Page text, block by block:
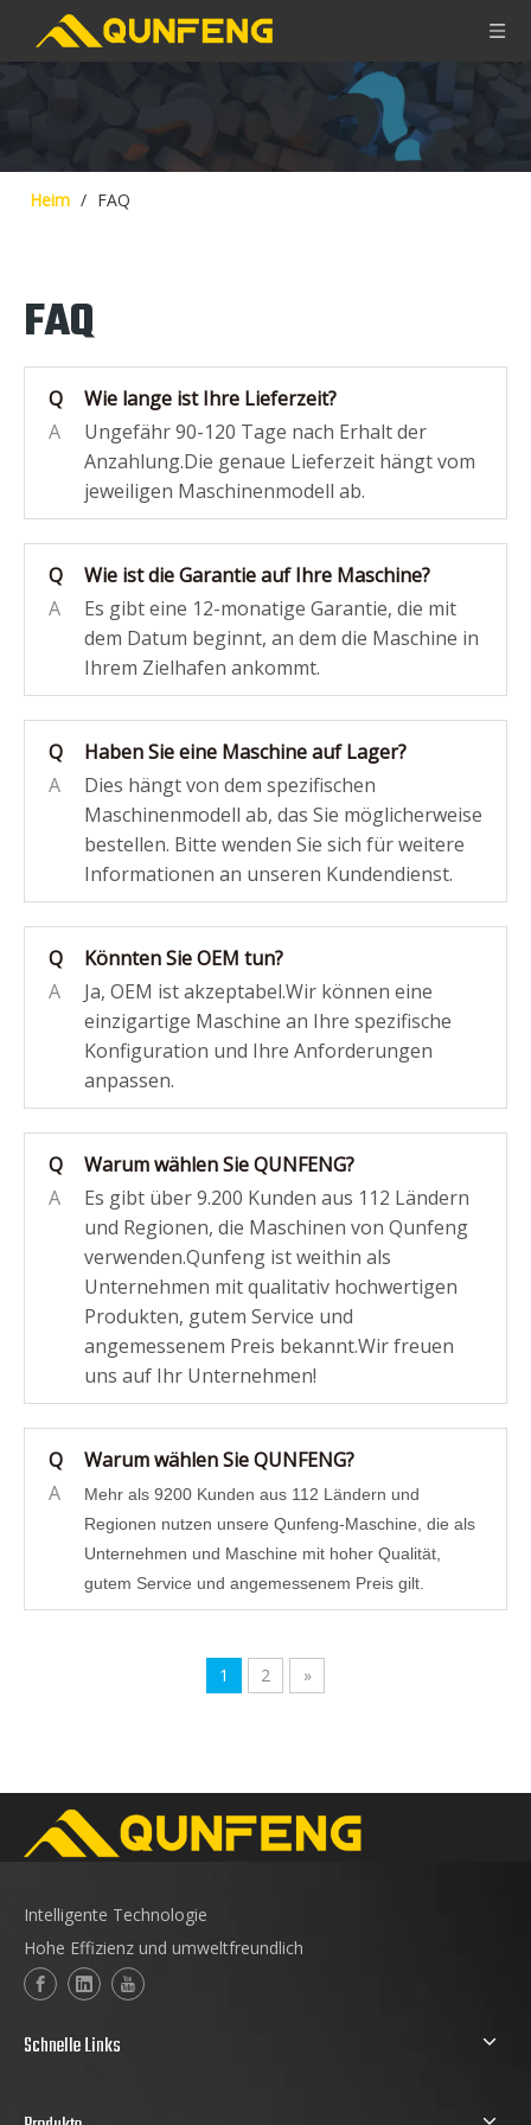
Heim / FAQ
FAQ
Q
Wie lange ist Ihre Lieferzeit?
A
Ungefähr 90-120 Tage nach Erhalt der
Anzahlung.Die genaue Lieferzeit hängt vom
jeweiligen Maschinenmodell ab.
Q
Wie ist die Garantie auf Ihre Maschine?
A
Es gibt eine 12-monatige Garantie, die mit
dem Datum beginnt, an dem die Maschine in
Ihrem Zielhafen ankommt.
Q
Haben Sie eine Maschine auf Lager?
A
Dies hängt von dem spezifischen
Maschinenmodell ab, das Sie möglicherweise
bestellen. Bitte wenden Sie sich für weitere
Informationen an unseren Kundendienst.
Q
Könnten Sie OEM tun?
A
Ja, OEM ist akzeptabel.Wir können eine
einzigartige Maschine an Ihre spezifische
Konfiguration und Ihre Anforderungen
anpassen.
Q
Warum wählen Sie QUNFENG?
A
Es gibt über 9.200 Kunden aus 112 Ländern
und Regionen, die Maschinen von Qunfeng
verwenden.Qunfeng ist weithin als
Unternehmen mit qualitativ hochwertigen
Produkten, gutem Service und
angemessenem Preis bekannt.Wir freuen
uns auf Ihr Unternehmen!
Q
Warum wählen Sie QUNFENG?
A
Mehr als 9200 Kunden aus 112 Ländern und
Regionen nutzen unsere Qunfeng-Maschine, die als
Unternehmen und Maschine mit hoher Qualität,
gutem Service und angemessenem Preis gilt.
1 2 »
Intelligente Technologie
Hohe Effizienz und umweltfreundlich
Schnelle Links